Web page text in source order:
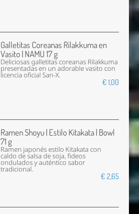
Galletitas Coreanas Rilakkuma en
Vasito | NAMU 17 g
Deliciosas galletitas coreanas Rilakkuma
presentadas en un adorable vasito con
licencia oficial San-X.
€ 1,00
Ramen Shoyu | Estilo Kitakata | Bowl
71 g
Ramen japonés estilo Kitakata con
caldo de salsa de soja, fideos
ondulados y auténtico sabor
tradicional.
€ 2,65